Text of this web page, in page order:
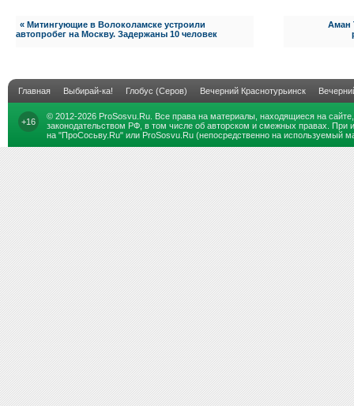
« Митингующие в Волоколамске устроили
автопробег на Москву. Задержаны 10 человек
Аман
Главная Выбирай-ка! Глобус (Серов) Вечерний Краснотурьинск
+16
© 2012-2026 ProSosvu.Ru . Все права на материалы, находящиеся на
законодательством РФ, в том числе об авторском и смежных правах. При
на "ПроСосьву.Ru" или ProSosvu.Ru (непосредственно на используемый